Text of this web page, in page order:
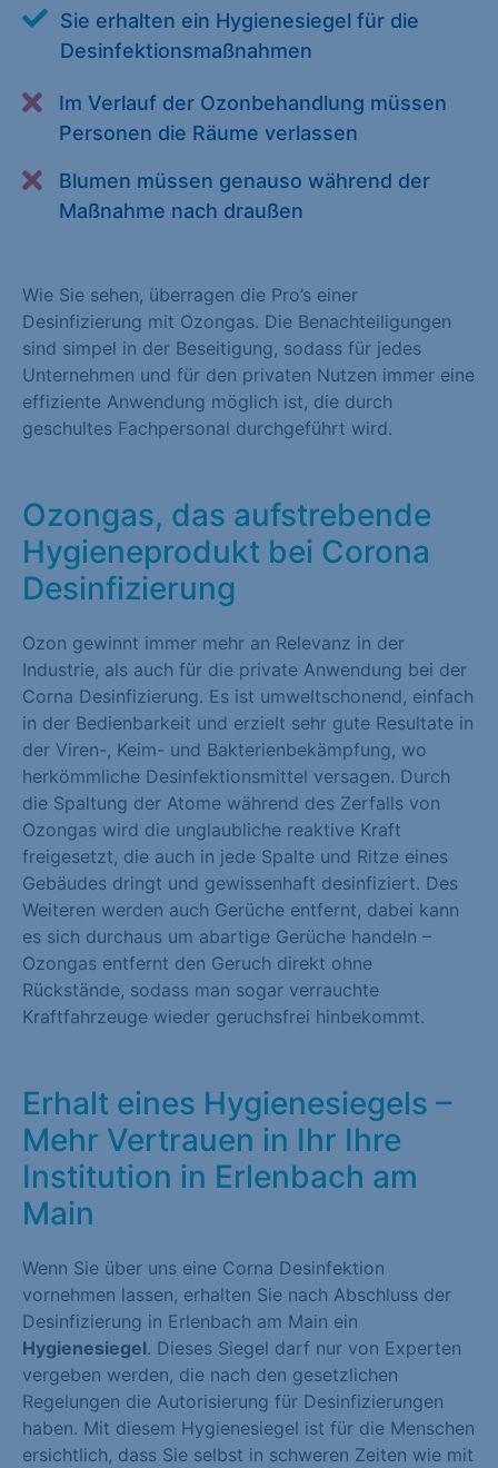
Sie erhalten ein Hygienesiegel für die
Desinfektionsmaßnahmen
Im Verlauf der Ozonbehandlung müssen
Personen die Räume verlassen
Blumen müssen genauso während der
Maßnahme nach draußen
Wie Sie sehen, überragen die Pro’s einer
Desinfizierung mit Ozongas. Die Benachteiligungen
sind simpel in der Beseitigung, sodass für jedes
Unternehmen und für den privaten Nutzen immer eine
effiziente Anwendung möglich ist, die durch
geschultes Fachpersonal durchgeführt wird.
Ozongas, das aufstrebende
Hygieneprodukt bei Corona
Desinfizierung
Ozon gewinnt immer mehr an Relevanz in der
Industrie, als auch für die private Anwendung bei der
Corna Desinfizierung. Es ist umweltschonend, einfach
in der Bedienbarkeit und erzielt sehr gute Resultate in
der Viren-, Keim- und Bakterienbekämpfung, wo
herkömmliche Desinfektionsmittel versagen. Durch
die Spaltung der Atome während des Zerfalls von
Ozongas wird die unglaubliche reaktive Kraft
freigesetzt, die auch in jede Spalte und Ritze eines
Gebäudes dringt und gewissenhaft desinfiziert. Des
Weiteren werden auch Gerüche entfernt, dabei kann
es sich durchaus um abartige Gerüche handeln –
Ozongas entfernt den Geruch direkt ohne
Rückstände, sodass man sogar verrauchte
Kraftfahrzeuge wieder geruchsfrei hinbekommt.
Erhalt eines Hygienesiegels –
Mehr Vertrauen in Ihr Ihre
Institution in Erlenbach am
Main
Wenn Sie über uns eine Corna Desinfektion
vornehmen lassen, erhalten Sie nach Abschluss der
Desinfizierung in Erlenbach am Main ein
Hygienesiegel. Dieses Siegel darf nur von Experten
vergeben werden, die nach den gesetzlichen
Regelungen die Autorisierung für Desinfizierungen
haben. Mit diesem Hygienesiegel ist für die Menschen
ersichtlich, dass Sie selbst in schweren Zeiten wie mit
Alle akzeptieren Speichern
Essenziell (1)
Essenzielle Cookies ermöglichen grundlegende Funktionen und
sind für die einwandfreie Funktion der Website erforderlich.
Statistiken (1)
Statistik Cookies erfassen Informationen anonym. Diese
Informationen helfen uns zu verstehen, wie unsere Besucher
unsere Website nutzen. Statistik Cookies erfassen Informationen
anonym. Diese Informationen helfen uns zu verstehen, wie
unsere Besucher unsere Website nutzen.
Marketing (1)
Marketing-Cookies werden von Drittanbietern oder Publishern
verwendet, um personalisierte Werbung anzuzeigen. Sie tun
Externe Medien (1)
Inhalte von Videoplattformen und Social-Media-Plattformen
werden standardmäßig blockiert. Wenn Cookies von externen
Medien akzeptiert werden, bedarf der Zugriff auf diese Inhalte
keiner manuellen Einwilligung mehr.
Cookie-Informationen anzeigen
Datenschutzerklärung